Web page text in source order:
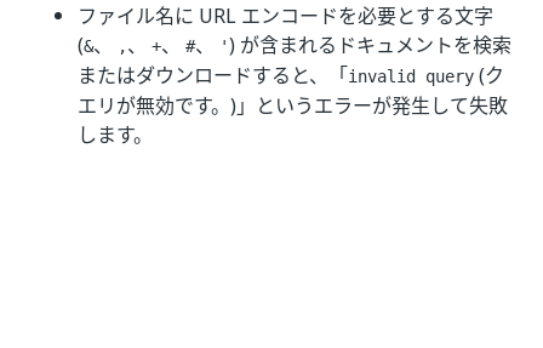
ファイル名に URL エンコードを必要とする文字
(&、 ,、 +、 #、 ') が含まれるドキュメントを検索
またはダウンロードすると、「invalid query (ク
エリが無効です。)」というエラーが発生して失敗
します。